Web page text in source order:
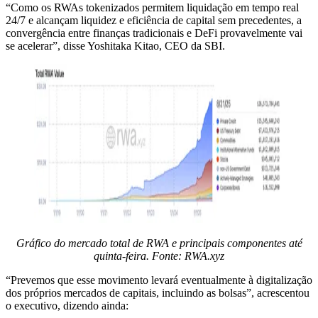
“Como os RWAs tokenizados permitem liquidação em tempo real
24/7 e alcançam liquidez e eficiência de capital sem precedentes, a
convergência entre finanças tradicionais e DeFi provavelmente vai
se acelerar”, disse Yoshitaka Kitao, CEO da SBI.
Gráfico do mercado total de RWA e principais componentes até
quinta-feira. Fonte: RWA.xyz
“Prevemos que esse movimento levará eventualmente à digitalização
dos próprios mercados de capitais, incluindo as bolsas”, acrescentou
o executivo, dizendo ainda: